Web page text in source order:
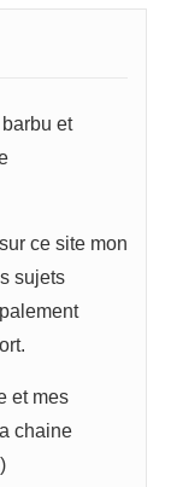
et
ce site mon
sujets
et mes
chaine